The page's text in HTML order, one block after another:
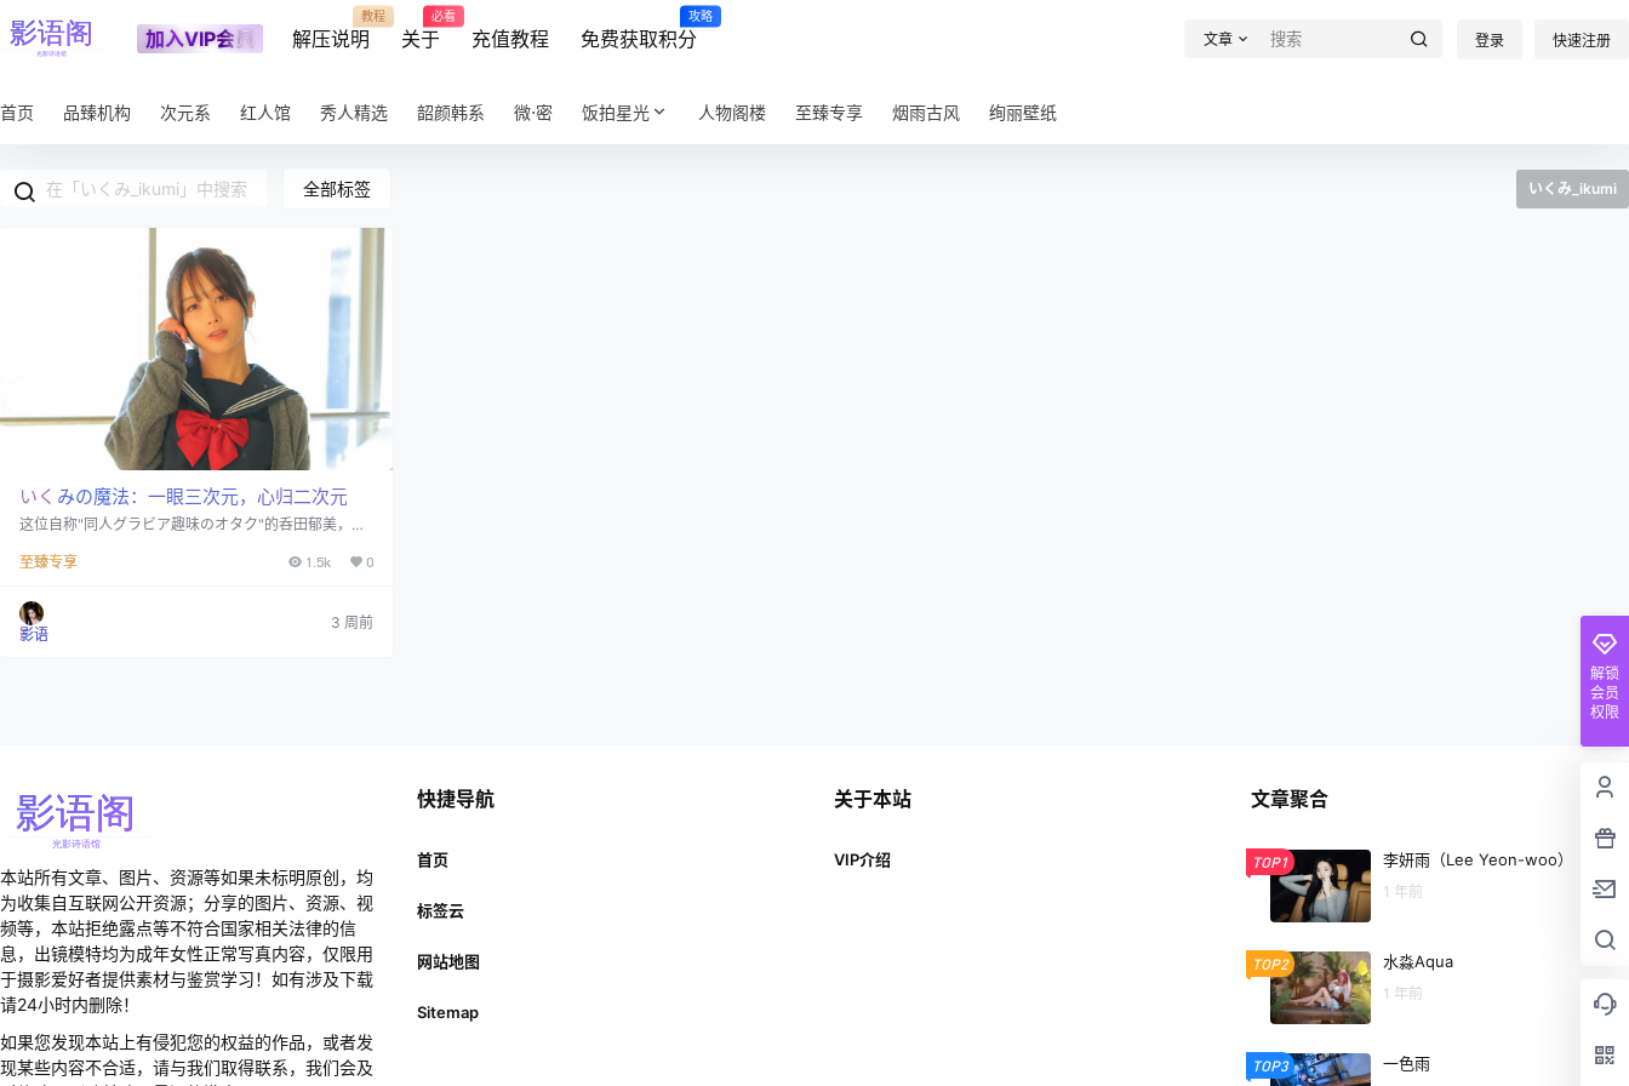
加入VIP会员 解压说明
教程
关于
必看
充值教程 免费获取积分
攻略
文章 登录 快速注册
首页 品臻机构 次元系 红人馆 秀人精选 韶颜韩系 微⋅密 饭拍星光 人物阁楼 至臻专享 烟雨古风 绚丽壁纸
全部标签 いくみ_ikumi
いくみの魔法：一眼三次元，心归二次元
这位自称"同人グラビア趣味のオタク"的呑田郁美，简
师。她那句"好きな事を好きなだけ"（喜欢的事尽情
啊，但也得有那张脸和那身材啊！ 作为"せんしてぃ
部"（敏感部）的成员，いくみ小姐那些"ヒーロー着
地"（英雄降落）和"不…
至臻专享 1.5k 0
影语
3 周前
解锁
会员
权限
本站所有文章、图片、资源等如果未标明原创，均
为收集自互联网公开资源；分享的图片、资源、视
频等，本站拒绝露点等不符合国家相关法律的信
息，出镜模特均为成年女性正常写真内容，仅限用
于摄影爱好者提供素材与鉴赏学习！如有涉及下载
请24小时内删除！
如果您发现本站上有侵犯您的权益的作品，或者发
现某些内容不合适，请与我们取得联系，我们会及
快捷导航
首页
标签云
网站地图
Sitemap
关于本站
VIP介绍
文章聚合
TOP1 李妍雨（Lee Yeon-woo）
1 年前
TOP2 水淼Aqua
1 年前
TOP3 一色雨